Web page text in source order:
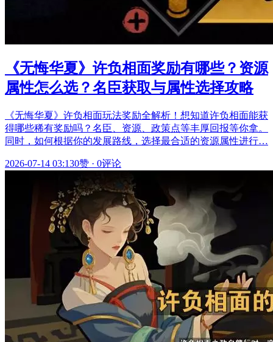
《无悔华夏》许负相面奖励有哪些？资源
属性怎么选？名臣获取与属性选择攻略
《无悔华夏》许负相面玩法奖励全解析！想知道许负相面能获
得哪些稀有奖励吗？名臣、资源、政策点等丰厚回报等你拿。
同时，如何根据你的发展路线，选择最合适的资源属性进行…
2026-07-14 03:130赞 · 0评论